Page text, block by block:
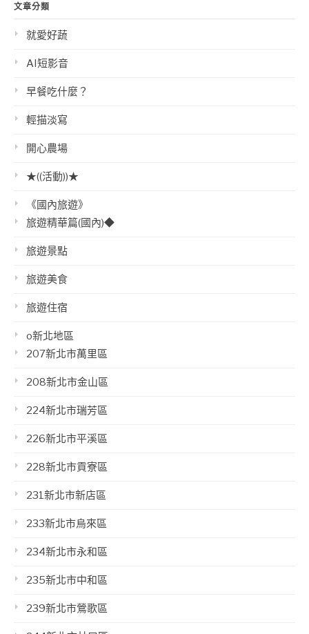
文章分類
就愛好蔬
AI短影音
早餐吃什麼？
輕描淡寫
開心農場
★((活動))★
《國內旅遊》
旅遊精華篇(國內)◆
旅遊景點
旅遊美食
旅遊住宿
o新北地區
207新北市萬里區
208新北市金山區
224新北市瑞芳區
226新北市平溪區
228新北市貢寮區
231新北市新店區
233新北市烏來區
234新北市永和區
235新北市中和區
239新北市鶯歌區